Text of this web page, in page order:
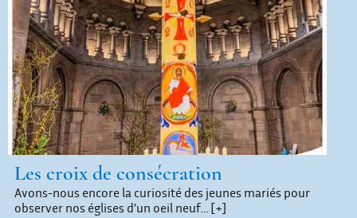
Les croix de consécration
Avons-nous encore la curiosité des jeunes mariés pour
observer nos églises d’un oeil neuf… [+]